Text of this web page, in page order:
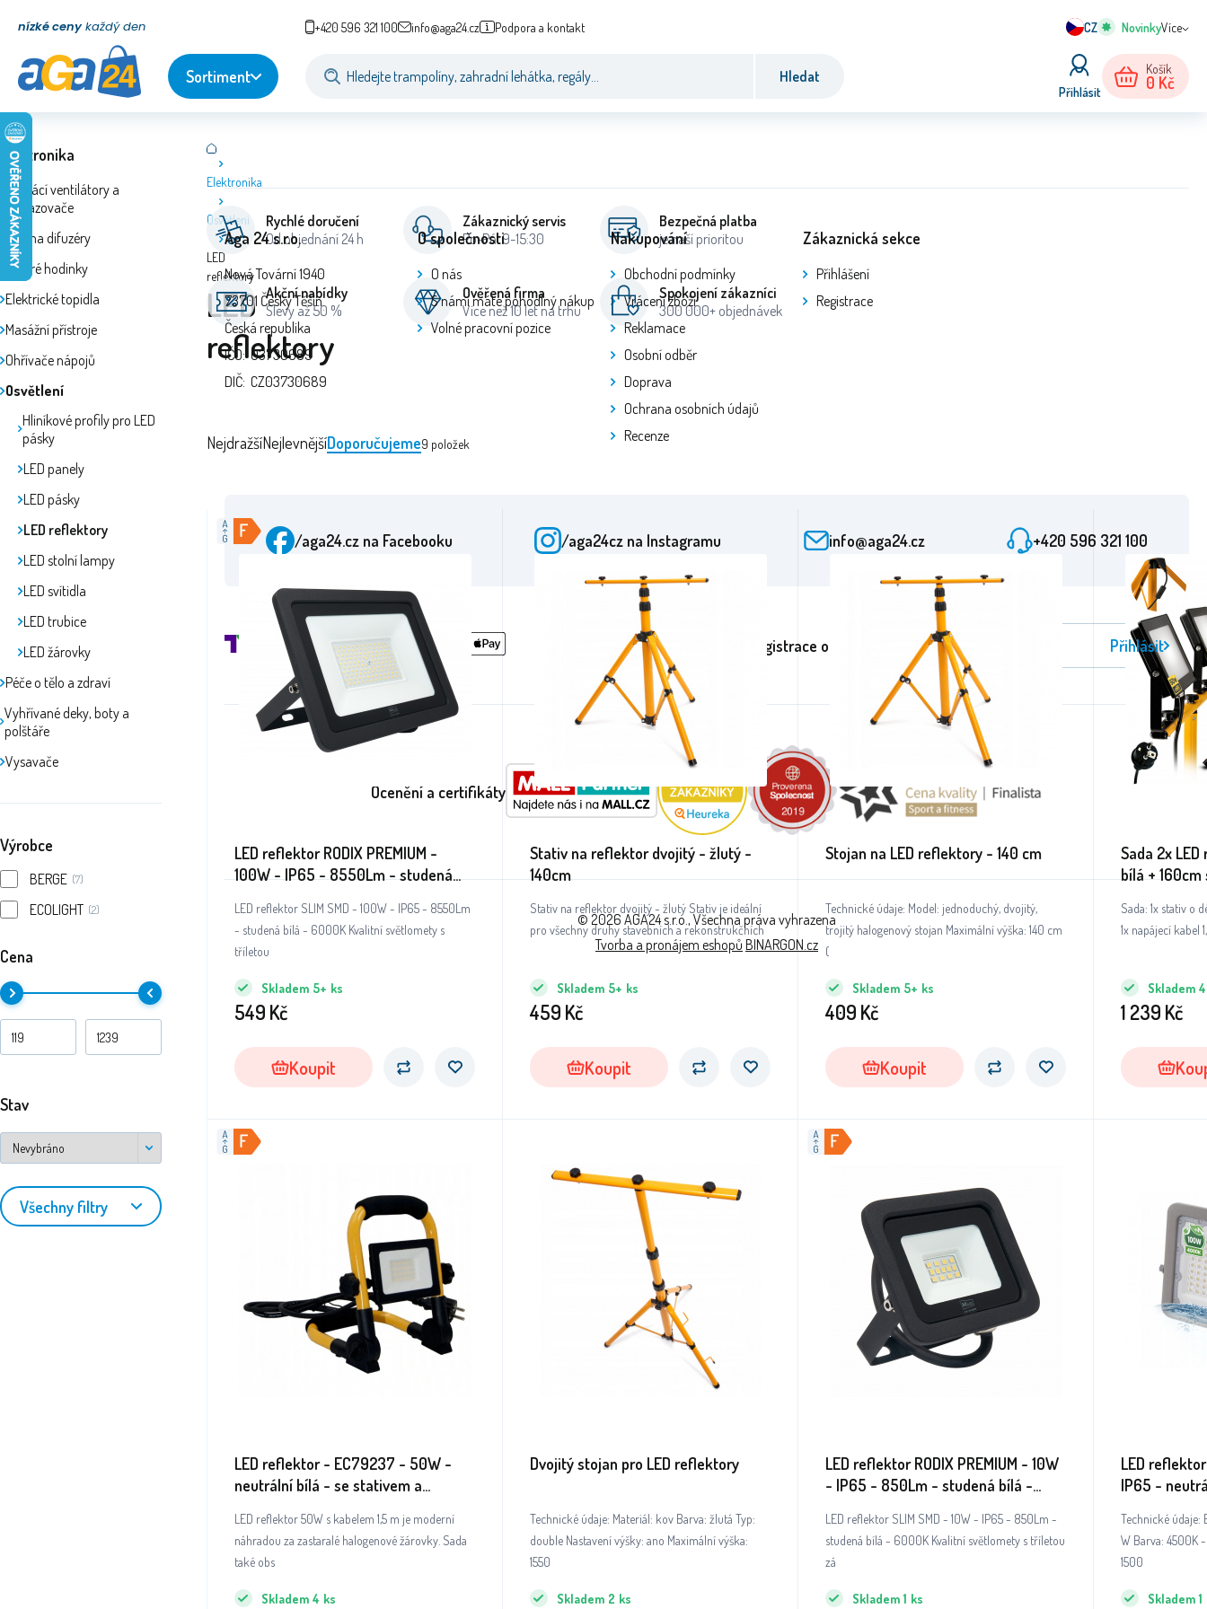
nízké ceny každý den CZ Více
+420 596 321 100 info@aga24.cz Podpora a kontakt
Sortiment Hledat
Přihlásit
Košík
0 Kč
Elektronika
Domácí ventilátory a
ochlazovače
Aroma difuzéry
Chytré hodinky
Elektrické topidla
Masážní přístroje
Ohřívače nápojů
Osvětlení
Hliníkové profily pro LED
pásky
LED panely
LED pásky
LED reflektory
LED stolní lampy
LED svítidla
LED trubice
LED žárovky
Péče o tělo a zdraví
Vyhřívané deky, boty a
polštáře
Vysavače
Výrobce
BERGE (7)
ECOLIGHT (2)
Cena
Stav
Všechny filtry
Elektronika
Osvětlení
LED
reflektory
LED
reflektory
NejdražšíNejlevnějšíDoporučujeme9 položek
LED reflektor RODIX PREMIUM -
100W - IP65 - 8550Lm - studená
LED reflektor SLIM SMD - 100W - IP65 - 8550Lm
- studená bílá - 6000K Kvalitní světlomety s
tříletou
Skladem 5+ ks
549 Kč
Koupit
Stativ na reflektor dvojitý - žlutý -
140cm
Stativ na reflektor dvojitý - žlutý Stativ je ideální
pro všechny druhy stavebních a rekonstrukčních
Skladem 5+ ks
459 Kč
Koupit
Stojan na LED reflektory - 140 cm
Technické údaje: Model: jednoduchý, dvojitý,
trojitý halogenový stojan Maximální výška: 140 cm
(
Skladem 5+ ks
409 Kč
Koupit
Sada 2x
bílá +
Sada: 1x stativ o
Skladem 4
1 239 Kč
LED reflektor - EC79237 - 50W -
neutrální bílá - se stativem a
LED reflektor 50W s kabelem 1,5 m je moderní
náhradou za zastaralé halogenové žárovky. Sada
také obs
Skladem 4 ks
Dvojitý stojan pro LED reflektory
Technické údaje: Materiál: kov Barva: žlutá Typ:
double Nastavení výšky: ano Maximální výška:
1550
Skladem 2 ks
LED reflektor RODIX PREMIUM - 10W
- IP65 - 850Lm - studená bílá -
LED reflektor SLIM SMD - 10W - IP65 - 850Lm -
studená bílá - 6000K Kvalitní světlomety s tříletou
zá
Skladem 1 ks
LED
IP65 -
Technické údaje: Energetická třída: F Příkon: 50
W Barva: 4500K
1500
Skladem 1
Rychlé doručení
Od objednání 24 h
Zákaznický servis
Po-Pá: 9-15:30
Bezpečná platba
je naší prioritou
Akční nabídky
Slevy až 50 %
Ověřená firma
Více než 10 let na trhu
Spokojení zákazníci
300 000+ objednávek
Aga 24 s.r.o.
Nová Tovární 1940
73701 Český Těšín
Česká republika
IČO: 03730689
DIČ: CZ03730689
O společnosti
O nás
S námi máte pohodlný nákup
Volné pracovní pozice
Nakupování
Obchodní podmínky
Vrácení zboží
Reklamace
Osobní odběr
Doprava
Ochrana osobních údajů
Recenze
Zákaznická sekce
Přihlášení
Registrace
/aga24.cz na Facebooku /aga24cz na Instagramu info@aga24.cz +420 596 321 100
Registrace odběru novinek Přihlásit
Ocenění a certifikáty
© 2026 AGA24 s.r.o., Všechna práva vyhrazena
Tvorba a pronájem eshopů BINARGON.cz